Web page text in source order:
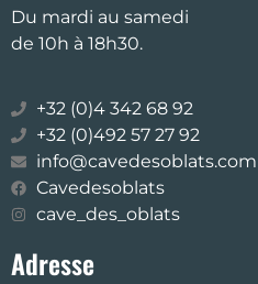
Du mardi au samedi
de 10h à 18h30.
+32 (0)4 342 68 92
+32 (0)492 57 27 92
info@cavedesoblats.com
Cavedesoblats
cave_des_oblats
Adresse